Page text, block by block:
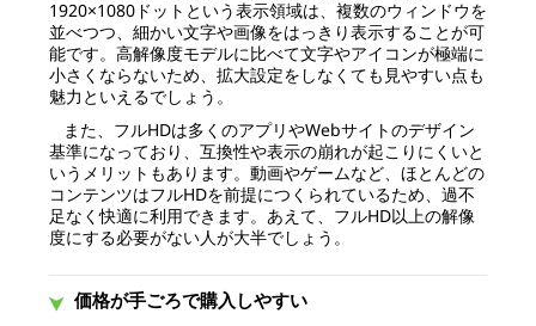
1920×1080ドットという表示領域は、複数のウィンドウを
並べつつ、細かい文字や画像をはっきり表示することが可
能です。高解像度モデルに比べて文字やアイコンが極端に
小さくならないため、拡大設定をしなくても見やすい点も
魅力といえるでしょう。
また、フルHDは多くのアプリやWebサイトのデザイン
基準になっており、互換性や表示の崩れが起こりにくいと
いうメリットもあります。動画やゲームなど、ほとんどの
コンテンツはフルHDを前提につくられているため、過不
足なく快適に利用できます。あえて、フルHD以上の解像
度にする必要がない人が大半でしょう。
価格が手ごろで購入しやすい